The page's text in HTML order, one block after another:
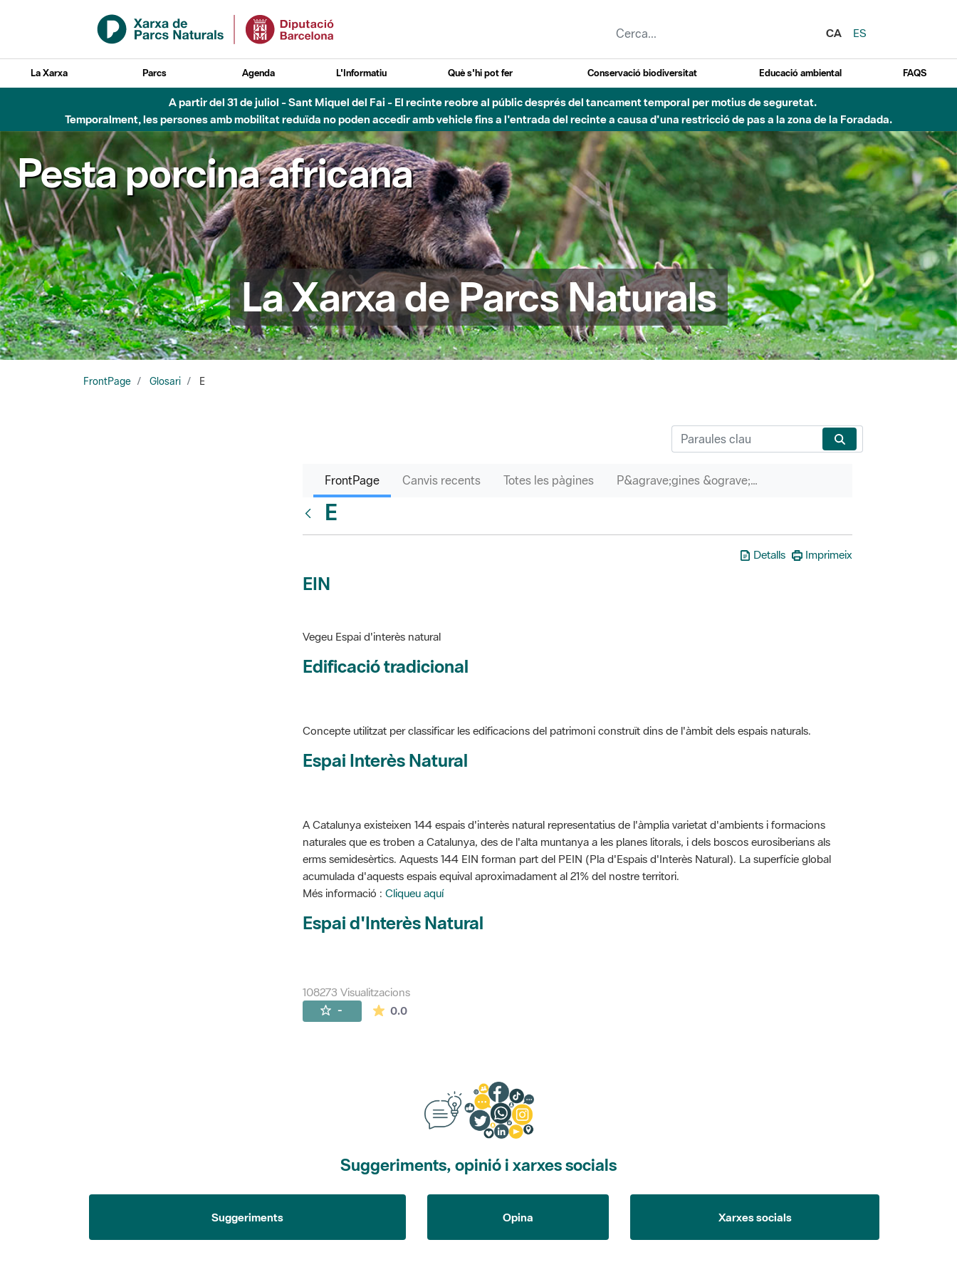
Salta al contingut principal
CA
ES
La Xarxa Parcs Agenda L'Informatiu Què s'hi pot fer Conservació biodiversitat Educació ambiental FAQS
A partir del 31 de juliol - Sant Miquel del Fai - El recinte reobre al públic després del tancament temporal per motius de seguretat.
Temporalment, les persones amb mobilitat reduïda no poden accedir amb vehicle fins a l'entrada del recinte a causa d'una restricció de pas a la zona de la Foradada.
Pesta porcina africana
La Xarxa de Parcs Naturals
FrontPage Glosari E
FrontPage Canvis recents Totes les pàgines P&agrave;gines &ograve;rfenes
E
Detalls Imprimeix
EIN
Vegeu Espai d'interès natural
Edificació tradicional
Concepte utilitzat per classificar les edificacions del patrimoni construït dins de l'àmbit dels espais naturals.
Espai Interès Natural
A Catalunya existeixen 144 espais d'interès natural representatius de l'àmplia varietat d'ambients i formacions
naturales que es troben a Catalunya, des de l'alta muntanya a les planes litorals, i dels boscos eurosiberians als
erms semidesèrtics. Aquests 144 EIN forman part del PEIN (Pla d'Espais d'Interès Natural). La superfície global
acumulada d'aquests espais equival aproximadament al 21% del nostre territori.
Més informació : Cliqueu aquí
Espai d'Interès Natural
108273 Visualitzacions
- 0.0La mitjana de les valoracions és de 0 estrelles de 5.
Suggeriments, opinió i xarxes socials
Suggeriments Opina Xarxes socials